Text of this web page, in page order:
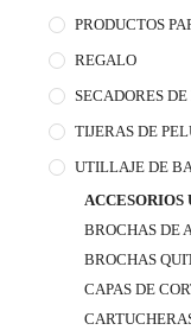
PRODUCTOS
REGALO
SECADORES DE
TIJERAS DE
UTILLAJE DE
BROCHAS DE
BROCHAS
CAPAS DE